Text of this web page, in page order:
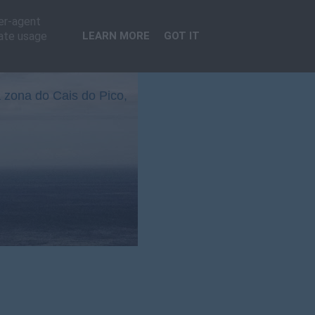
do Cais do Pico,
agent
usage
LEARN MORE GOT IT